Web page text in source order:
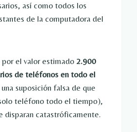
así como todos los
de la computadora del
el valor estimado 2.900
de teléfonos en todo el
suposición falsa de que
teléfono todo el tiempo),
disparan catastróficamente.